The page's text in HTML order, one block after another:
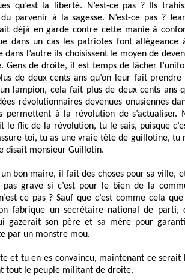
qu’est la liberté. N’est-ce pas ? Ils
parvenir à la sagesse. N’est-ce pas ?
déjà en garde contre cette manie à
dans un cas les patriotes font allégeance
l’autre ils choisissent le moyen de
de droite, il est temps de lâcher
de deux cents ans qu’on leur fait prendre
lampion, cela fait plus de deux cents ans
révolutionnaires devenues onusiennes
permettent à la révolution de s’actualiser.
le flic de la révolution, tu le sais, puisque
toi, tu as une vraie tête de guillotine, tu
disait monsieur Guillotin.
bon maire, il fait des choses pour sa ville,
grave si c’est pour le bien de la
ce pas ? Sauf que c’est comme cela que
fabrique un secrétaire national de parti,
gazerait son père et sa mère pour
par un monstre mou.
et tu en es convaincu, maintenant ce serait
tout le peuple militant de droite.